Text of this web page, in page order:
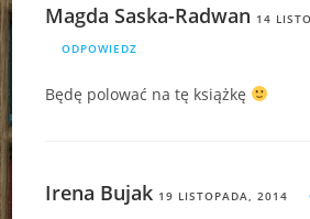
Magda Saska-Radwan 14
ODPOWIEDZ
Będę polować na tę książkę
Irena Bujak 19 LISTOPADA, 2014